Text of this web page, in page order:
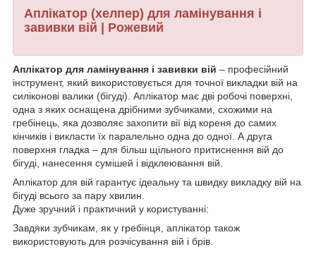
Аплікатор (хелпер) для ламінування і
завивки вій | Рожевий
Аплікатор для ламінування і завивки вій – професійний
інструмент, який використовується для точної викладки вій на
силіконові валики (бігуді). Аплікатор має дві робочі поверхні,
одна з яких оснащена дрібними зубчиками, схожими на
гребінець, яка дозволяє захопити вії від кореня до самих
кінчиків і викласти їх паралельно одна до одної. А друга
поверхня гладка – для більш щільного притиснення вій до
бігуді, нанесення сумішей і відклеювання вій.
Аплікатор для вій гарантує ідеальну та швидку викладку вій на
бігуді всього за пару хвилин.
Дуже зручний і практичний у користуванні:
Завдяки зубчикам, як у гребінця, аплікатор також
використовують для розчісування вій і брів.